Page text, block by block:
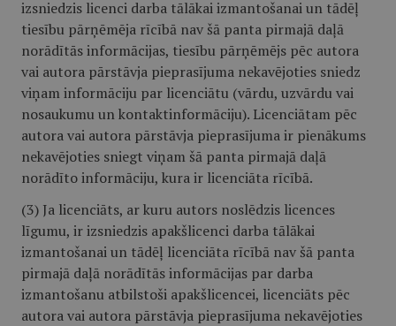
izsniedzis licenci darba tālākai izmantošanai un tādēļ
tiesību pārņēmēja rīcībā nav šā panta pirmajā daļā
norādītās informācijas, tiesību pārņēmējs pēc autora
vai autora pārstāvja pieprasījuma nekavējoties sniedz
viņam informāciju par licenciātu (vārdu, uzvārdu vai
nosaukumu un kontaktinformāciju). Licenciātam pēc
autora vai autora pārstāvja pieprasījuma ir pienākums
nekavējoties sniegt viņam šā panta pirmajā daļā
norādīto informāciju, kura ir licenciāta rīcībā.
(3) Ja licenciāts, ar kuru autors noslēdzis licences
līgumu, ir izsniedzis apakšlicenci darba tālākai
izmantošanai un tādēļ licenciāta rīcībā nav šā panta
pirmajā daļā norādītās informācijas par darba
izmantošanu atbilstoši apakšlicencei, licenciāts pēc
autora vai autora pārstāvja pieprasījuma nekavējoties